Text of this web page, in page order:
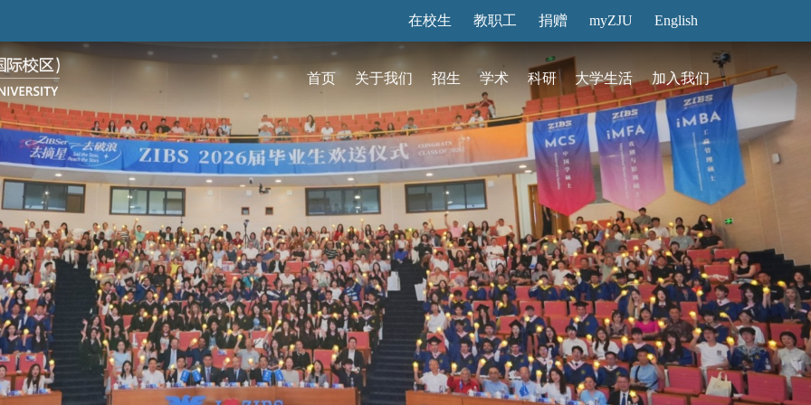
到
内
容
在校生 教职工 捐赠 myZJU English
首页 关于我们
关于我们
校区简介
使命愿景
校区领导
联系我们
云看校园
组织机构
校园地图
发展历程
访客预约
展厅预约
招生
招生
本科生招生
通知动态
招生视频
研究生招生
通知动态
国际生招生
学术
学术
本科生课程
研究生课程
通识课程
学术日历
机构&活动
语言中心
图书馆
书院
科研
科研
科研概览
研究中心
研究平台
仪器共享平台
科研动态
技术转化
大学生活
大学生活
生活在国际校区
成长在国际校区
活力在国际校区
加入我们
加入我们
热招岗位 人物故事